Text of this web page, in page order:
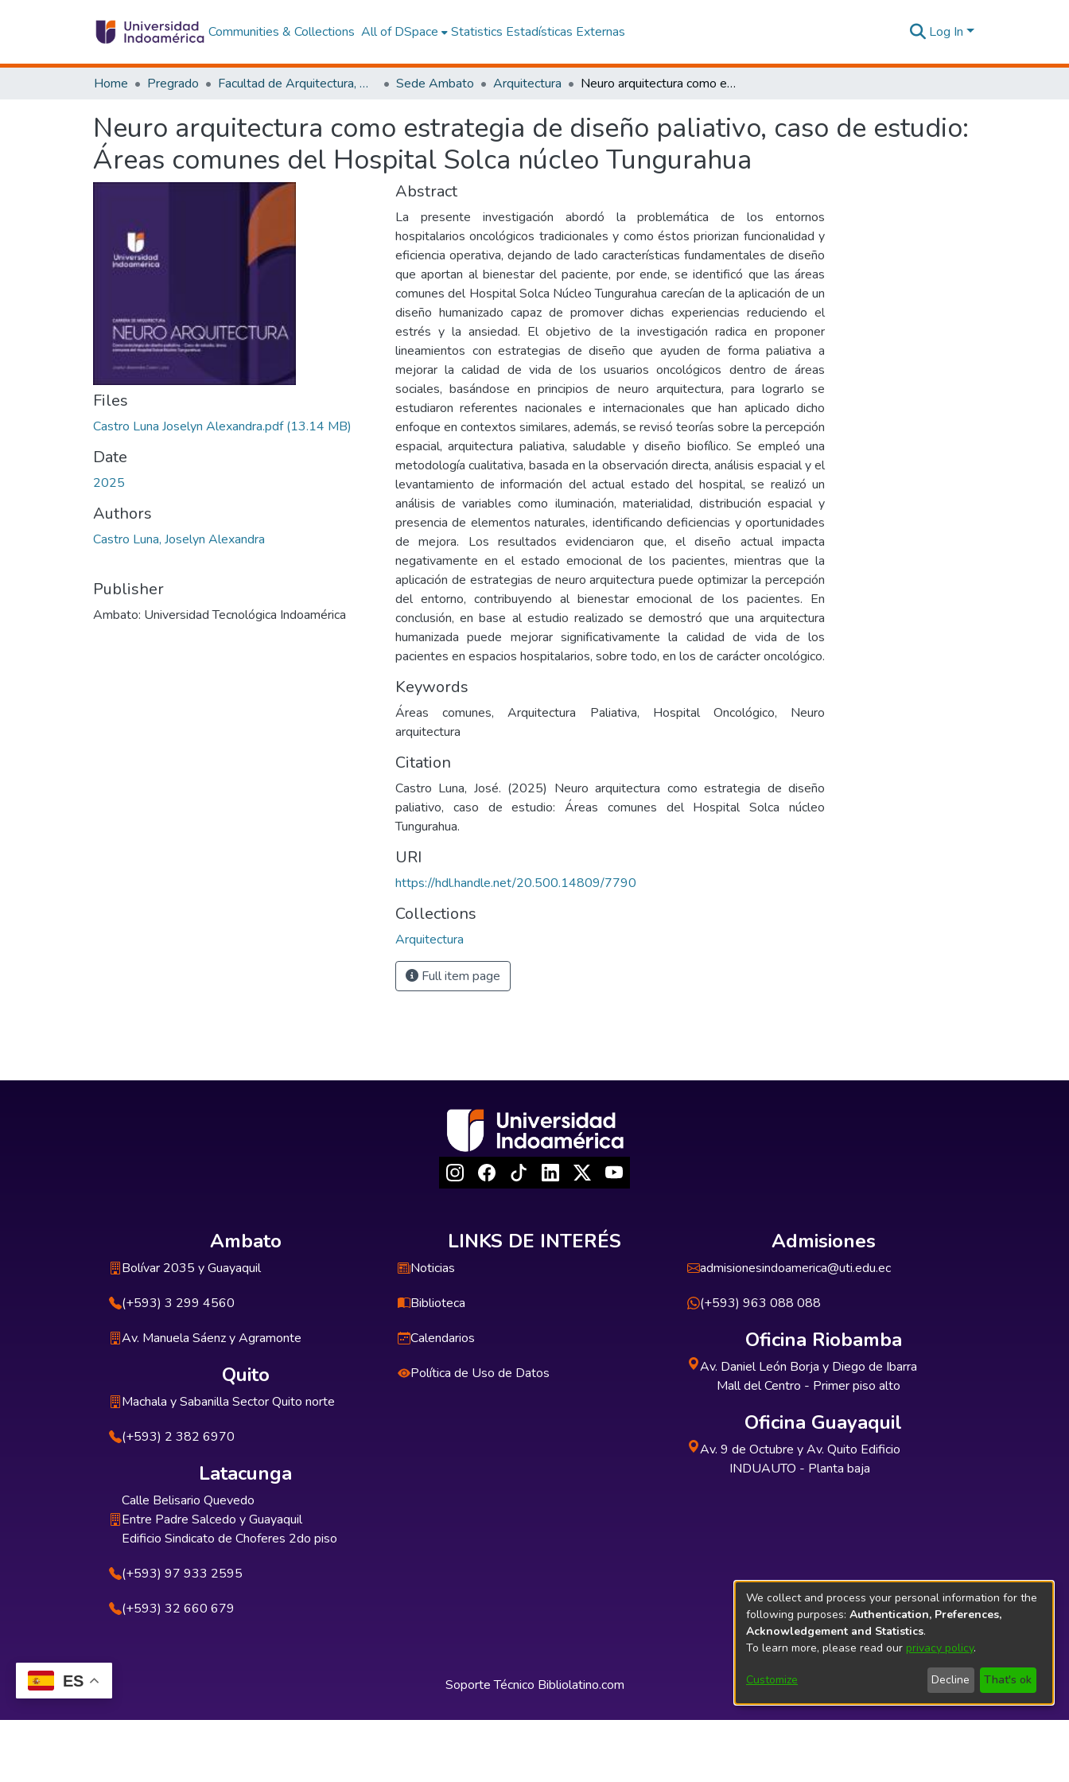
ES
Communities & Collections All of DSpace Statistics Estadísticas Externas Log In
Home Pregrado Facultad de Arquitectura, Artes y Diseño Sede Ambato Arquitectura Neuro arquitectura como estrategia de diseño paliativo, caso de estudio: Áreas comunes del Hospital Solca núcleo Tungurahua
Neuro arquitectura como estrategia de diseño paliativo, caso de estudio:
Áreas comunes del Hospital Solca núcleo Tungurahua
Files
Castro Luna Joselyn Alexandra.pdf(13.14 MB)
Date
2025
Authors
Castro Luna, Joselyn Alexandra
Publisher
Ambato: Universidad Tecnológica Indoamérica
Abstract
La presente investigación abordó la problemática de los entornos
hospitalarios oncológicos tradicionales y como éstos priorizan funcionalidad y
eficiencia operativa, dejando de lado características fundamentales de diseño
que aportan al bienestar del paciente, por ende, se identificó que las áreas
comunes del Hospital Solca Núcleo Tungurahua carecían de la aplicación de un
diseño humanizado capaz de promover dichas experiencias reduciendo el
estrés y la ansiedad. El objetivo de la investigación radica en proponer
lineamientos con estrategias de diseño que ayuden de forma paliativa a
mejorar la calidad de vida de los usuarios oncológicos dentro de áreas
sociales, basándose en principios de neuro arquitectura, para lograrlo se
estudiaron referentes nacionales e internacionales que han aplicado dicho
enfoque en contextos similares, además, se revisó teorías sobre la percepción
espacial, arquitectura paliativa, saludable y diseño biofílico. Se empleó una
metodología cualitativa, basada en la observación directa, análisis espacial y el
levantamiento de información del actual estado del hospital, se realizó un
análisis de variables como iluminación, materialidad, distribución espacial y
presencia de elementos naturales, identificando deficiencias y oportunidades
de mejora. Los resultados evidenciaron que, el diseño actual impacta
negativamente en el estado emocional de los pacientes, mientras que la
aplicación de estrategias de neuro arquitectura puede optimizar la percepción
del entorno, contribuyendo al bienestar emocional de los pacientes. En
conclusión, en base al estudio realizado se demostró que una arquitectura
humanizada puede mejorar significativamente la calidad de vida de los
pacientes en espacios hospitalarios, sobre todo, en los de carácter oncológico.
Keywords
Áreas comunes, Arquitectura Paliativa, Hospital Oncológico, Neuro
arquitectura
Citation
Castro Luna, José. (2025) Neuro arquitectura como estrategia de diseño
paliativo, caso de estudio: Áreas comunes del Hospital Solca núcleo
Tungurahua.
URI
https://hdl.handle.net/20.500.14809/7790
Collections
Arquitectura
Full item page
Ambato
Bolívar 2035 y Guayaquil
(+593) 3 299 4560
Av. Manuela Sáenz y Agramonte
Quito
Machala y Sabanilla Sector Quito norte
(+593) 2 382 6970
Latacunga
Calle Belisario Quevedo
Entre Padre Salcedo y Guayaquil
Edificio Sindicato de Choferes 2do piso
(+593) 97 933 2595
(+593) 32 660 679
LINKS DE INTERÉS
Noticias
Biblioteca
Calendarios
Política de Uso de Datos
Admisiones
admisionesindoamerica@uti.edu.ec
(+593) 963 088 088
Oficina Riobamba
Av. Daniel León Borja y Diego de Ibarra
Mall del Centro - Primer piso alto
Oficina Guayaquil
Av. 9 de Octubre y Av. Quito Edificio
INDUAUTO - Planta baja
Soporte Técnico Bibliolatino.com
We collect and process your personal information for the
following purposes: Authentication, Preferences,
Acknowledgement and Statistics.
To learn more, please read our privacy policy.
Customize Decline That's ok